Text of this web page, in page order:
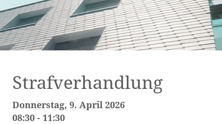
Strafverhandlung
Donnerstag, 9. April 2026
08:30 - 11:30